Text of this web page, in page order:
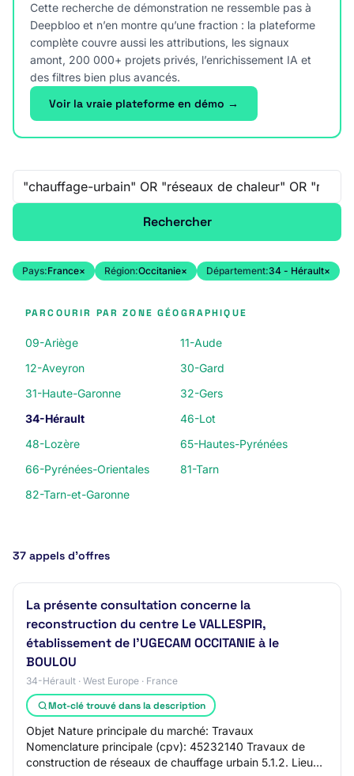
Cette recherche de démonstration ne ressemble pas à
Deepbloo et n’en montre qu’une fraction : la plateforme
complète couvre aussi les attributions, les signaux
amont, 200 000+ projets privés, l’enrichissement IA et
des filtres bien plus avancés.
Voir la vraie plateforme en démo →
Recherche libre
Rechercher
Pays:France× Région:Occitanie× Département:34 - Hérault×
PARCOURIR PAR ZONE GÉOGRAPHIQUE
09-Ariège
11-Aude
12-Aveyron
30-Gard
31-Haute-Garonne
32-Gers
34-Hérault
46-Lot
48-Lozère
65-Hautes-Pyrénées
66-Pyrénées-Orientales
81-Tarn
82-Tarn-et-Garonne
37 appels d’offres
La présente consultation concerne la
reconstruction du centre Le VALLESPIR,
établissement de l’UGECAM OCCITANIE à le
BOULOU
34-Hérault · West Europe · France
Mot-clé trouvé dans la description
Objet Nature principale du marché: Travaux
Nomenclature principale (cpv): 45232140 Travaux de
construction de réseaux de chauffage urbain 5.1.2. Lieu